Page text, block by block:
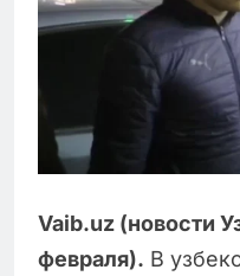
Vaib.uz (новости
февраля). В